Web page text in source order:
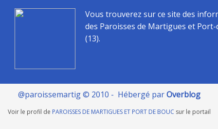
Vous trouverez sur ce site des
des Paroisses de Martigues et
(13).
@paroissemartig © 2010 - Hébergé parOverblog
Voir le profil de PAROISSES DE MARTIGUES ET PORT DE BOUC sur le portail